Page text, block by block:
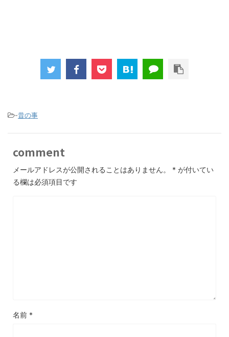
-昔の事
comment
メールアドレスが公開されることはありません。 * が付いてい
る欄は必須項目です
名前 *